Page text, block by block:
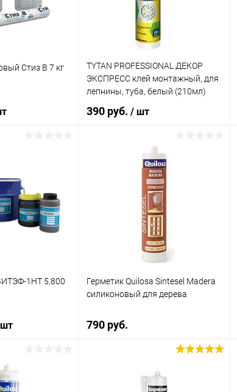
Стиз B 7 кг
Сравнение
В наличии
TYTAN PROFESSIONAL ДЕКОР
ЭКСПРЕСС клей монтажный, для
лепнины, туба, белый (210мл)
390 руб. / шт
В корзину
Купить в 1 клик
В избранное
1НТ 5,800
Герметик Quilosa Sintesel Madera
силиконовый для дерева
790 руб.
В корзину